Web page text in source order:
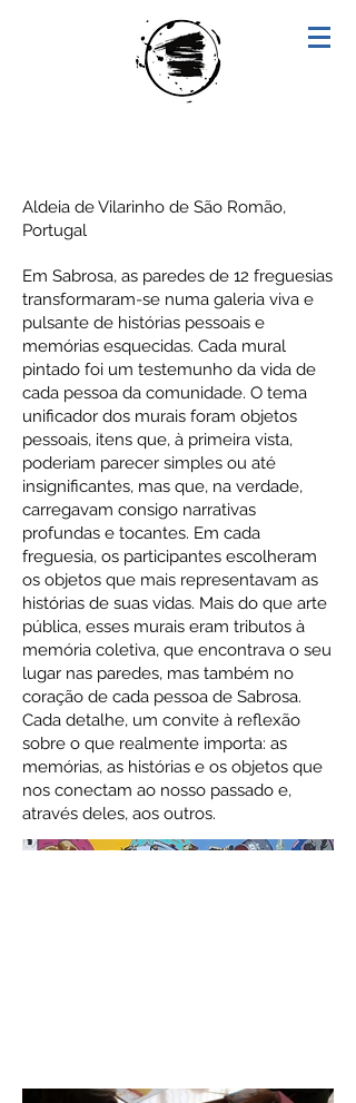
Aldeia de Vilarinho de São Romão,
Portugal
Em Sabrosa, as paredes de 12 freguesias
transformaram-se numa galeria viva e
pulsante de histórias pessoais e
memórias esquecidas. Cada mural
pintado foi um testemunho da vida de
cada pessoa da comunidade. O tema
unificador dos murais foram objetos
pessoais, itens que, à primeira vista,
poderiam parecer simples ou até
insignificantes, mas que, na verdade,
carregavam consigo narrativas
profundas e tocantes. Em cada
freguesia, os participantes escolheram
os objetos que mais representavam as
histórias de suas vidas. Mais do que arte
pública, esses murais eram tributos à
memória coletiva, que encontrava o seu
lugar nas paredes, mas também no
coração de cada pessoa de Sabrosa.
Cada detalhe, um convite à reflexão
sobre o que realmente importa: as
memórias, as histórias e os objetos que
nos conectam ao nosso passado e,
através deles, aos outros.